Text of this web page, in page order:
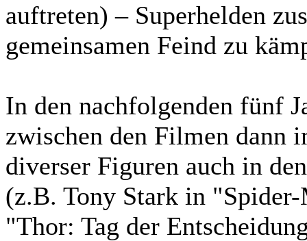
auftreten) – Superhelden
gemeinsamen Feind zu
In den nachfolgenden fünf
zwischen den Filmen dann
diverser Figuren auch in
(z.B. Tony Stark in
"Thor: Tag der